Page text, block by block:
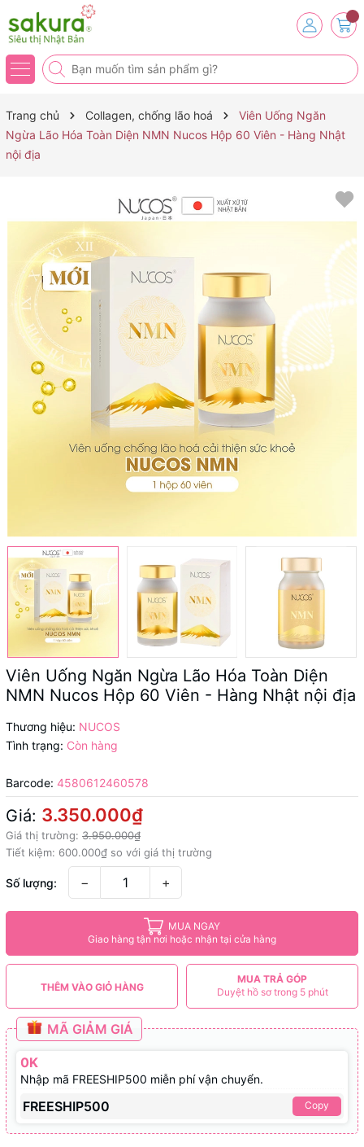
Trang chủ Collagen, chống lão hoá
Viên Uống Ngăn
Ngừa Lão Hóa Toàn Diện NMN Nucos Hộp 60 Viên - Hàng Nhật
nội địa
Viên Uống Ngăn Ngừa Lão Hóa Toàn Diện
NMN Nucos Hộp 60 Viên - Hàng Nhật nội địa
Thương hiệu: NUCOS
Tình trạng: Còn hàng
Barcode: 4580612460578
Giá: 3.350.000₫
Giá thị trường: 3.950.000₫
Tiết kiệm: 600.000₫ so với giá thị trường
Số lượng: − +
MUA NGAY
Giao hàng tận nơi hoặc nhận tại cửa hàng
THÊM VÀO GIỎ HÀNG
MUA TRẢ GÓP
Duyệt hồ sơ trong 5 phút
MÃ GIẢM GIÁ
0K
Nhập mã FREESHIP500 miễn phí vận chuyển.
FREESHIP500 Copy